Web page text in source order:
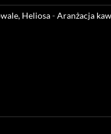
Heliosa-Aranżacja